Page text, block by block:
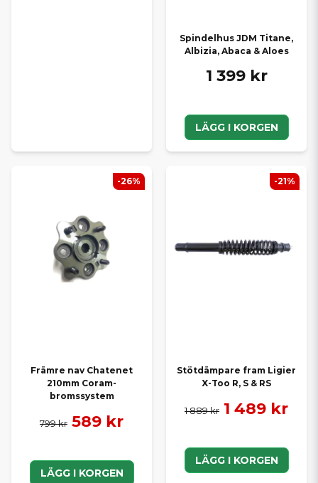
Spindelhus JDM Titane,
Albizia, Abaca & Aloes
1 399 kr
LÄGG I KORGEN
Främre nav Chatenet
210mm Coram-
bromssystem
799 kr 589 kr
LÄGG I KORGEN
-26%
Stötdämpare fram Ligier
X-Too R, S & RS
1 889 kr 1 489 kr
LÄGG I KORGEN
-21%